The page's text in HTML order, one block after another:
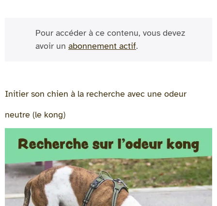
Pour accéder à ce contenu, vous devez
avoir un abonnement actif.
Initier son chien à la recherche avec une odeur
neutre (le kong)